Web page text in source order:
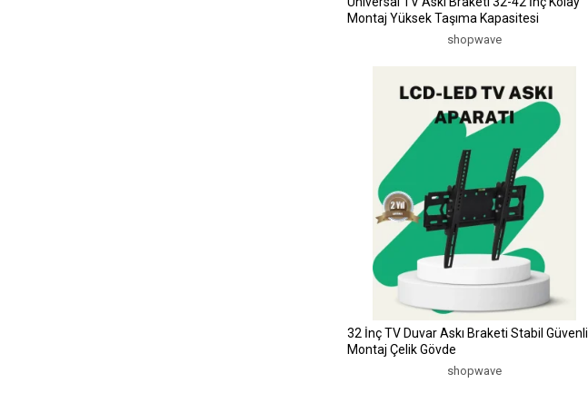
Montaj Yüksek Taşıma Kapasitesi
shopwave
32 İnç TV Duvar Askı Braketi Stabil Güvenli
Montaj Çelik Gövde
shopwave